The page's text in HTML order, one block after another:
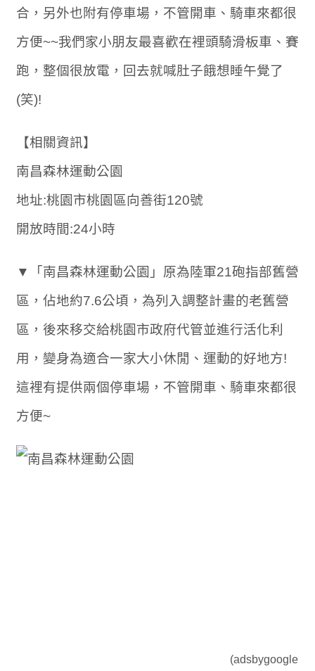
合，另外也附有停車場，不管開車、騎車來都很
方便~~我們家小朋友最喜歡在裡頭騎滑板車、賽
跑，整個很放電，回去就喊肚子餓想睡午覺了
(笑)!
【相關資訊】
南昌森林運動公園
地址:桃園市桃園區向善街120號
開放時間:24小時
▼「南昌森林運動公園」原為陸軍21砲指部舊營
區，佔地約7.6公頃，為列入調整計畫的老舊營
區，後來移交給桃園市政府代管並進行活化利
用，變身為適合一家大小休閒、運動的好地方!
這裡有提供兩個停車場，不管開車、騎車來都很
方便~
(adsbygoogle